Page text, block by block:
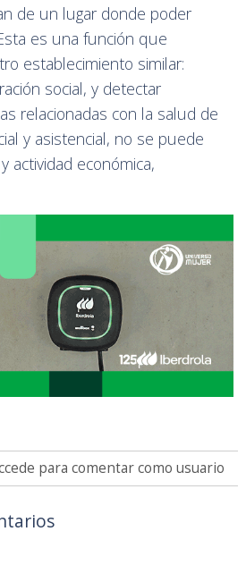
de un lugar donde poder
es una función que
establecimiento similar:
social, y detectar
relacionadas con la salud de
y asistencial, no se puede
actividad económica,
para comentar como usuario